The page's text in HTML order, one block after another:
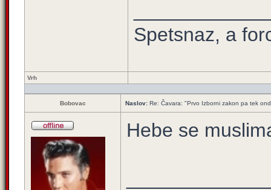
Spetsnaz, a
Vrh
Bobovac Naslov: Re: Čavara: "Prvo Izborni zakon pa tek
Hebe se